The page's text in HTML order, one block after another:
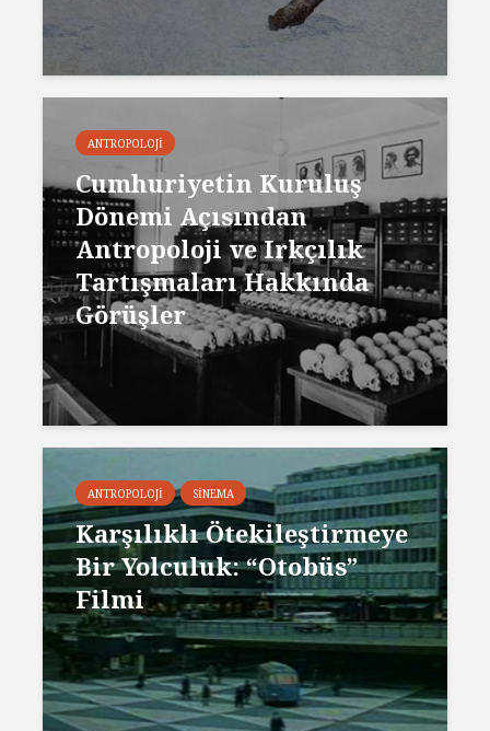
ANTROPOLOJI
Cumhuriyetin Kuruluş
Dönemi Açısından
Antropoloji ve Irkçılık
Tartışmaları Hakkında
Görüşler
ANTROPOLOJI SINEMA
Karşılıklı Ötekileştirmeye
Bir Yolculuk: “Otobüs”
Filmi